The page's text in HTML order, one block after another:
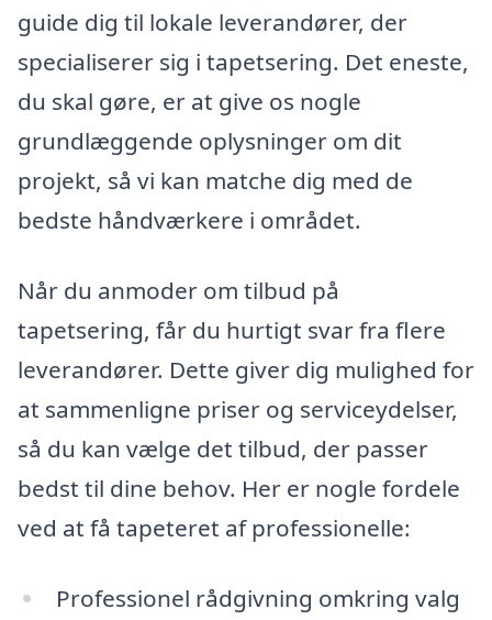
guide dig til lokale leverandører, der
specialiserer sig i tapetsering. Det eneste,
du skal gøre, er at give os nogle
grundlæggende oplysninger om dit
projekt, så vi kan matche dig med de
bedste håndværkere i området.
Når du anmoder om tilbud på
tapetsering, får du hurtigt svar fra flere
leverandører. Dette giver dig mulighed for
at sammenligne priser og serviceydelser,
så du kan vælge det tilbud, der passer
bedst til dine behov. Her er nogle fordele
ved at få tapeteret af professionelle:
Professionel rådgivning omkring valg